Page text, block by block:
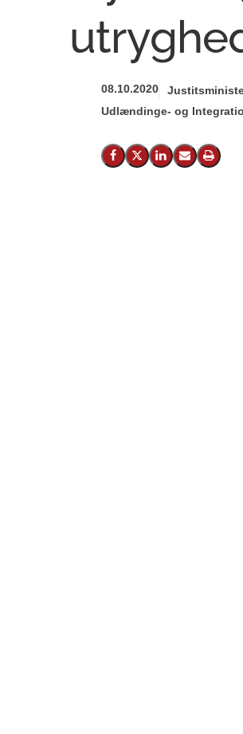
08.10.2020
Udlændinge- og
Del på Facebook
Del på X (Twitter)
Del på LinkedIn
Send email
Print